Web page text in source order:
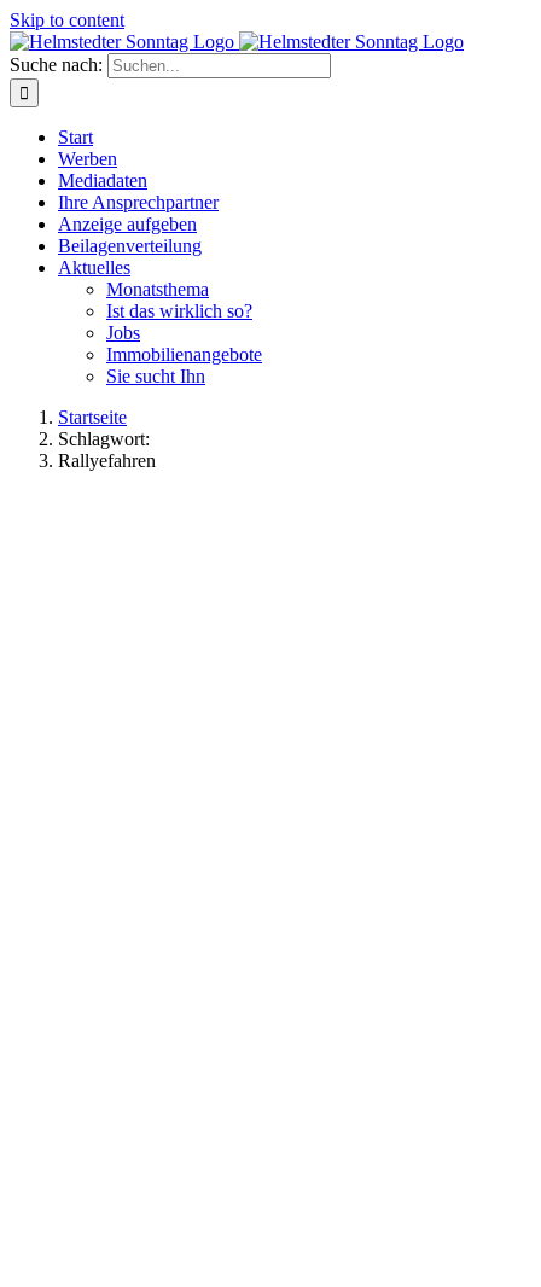
Skip to content
Suche nach:
Start
Werben
Mediadaten
Ihre Ansprechpartner
Anzeige aufgeben
Beilagenverteilung
Aktuelles
Monatsthema
Ist das wirklich so?
Jobs
Immobilienangebote
Sie sucht Ihn
Startseite
Schlagwort:
Rallyefahren